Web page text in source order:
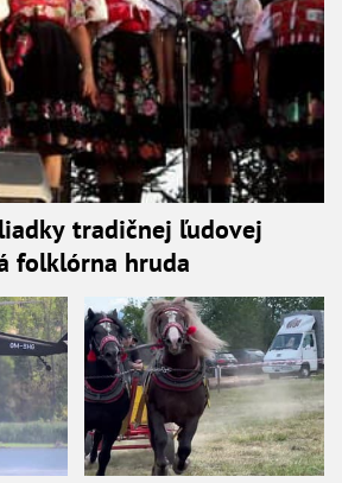
tradičnej ľudovej
folklórna hruda